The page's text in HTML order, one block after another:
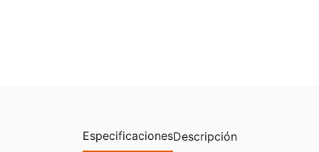
EspecificacionesDescripción